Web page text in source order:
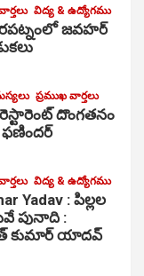
విద్య & ఉద్యోగము
జవహర్
ప్రముఖ వార్తలు
దొంగతనం
ఫణిందర్
విద్య & ఉద్యోగము
Yadav : పిల్లల
పునాది :
కుమార్ యాదవ్